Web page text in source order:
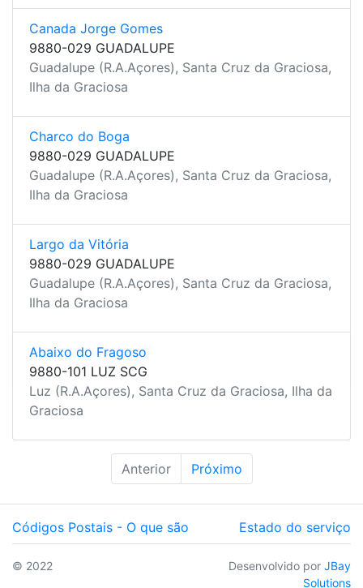
Canada Jorge Gomes
9880-029 GUADALUPE
Guadalupe (R.A.Açores), Santa Cruz da Graciosa,
Ilha da Graciosa
Charco do Boga
9880-029 GUADALUPE
Guadalupe (R.A.Açores), Santa Cruz da Graciosa,
Ilha da Graciosa
Largo da Vitória
9880-029 GUADALUPE
Guadalupe (R.A.Açores), Santa Cruz da Graciosa,
Ilha da Graciosa
Abaixo do Fragoso
9880-101 LUZ SCG
Luz (R.A.Açores), Santa Cruz da Graciosa, Ilha da
Graciosa
Anterior Próximo
Códigos Postais - O que são Estado do serviço
© 2022 Desenvolvido por JBay
Solutions